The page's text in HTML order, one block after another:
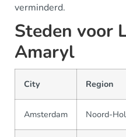
verminderd.
Steden voor
Amaryl
City Region
Amsterdam Noord-